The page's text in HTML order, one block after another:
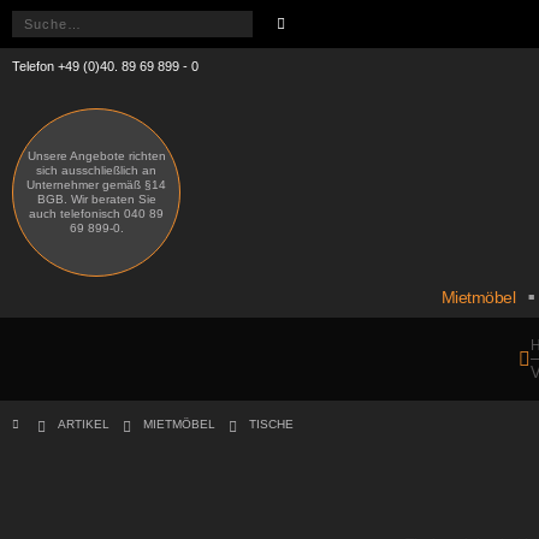
Telefon +49 (0)40. 89 69 899 - 0
Mietmöbel
Unsere Angebote richten
sich ausschließlich an
Unternehmer gemäß §14
BGB. Wir beraten Sie
auch telefonisch 040 89
69 899-0.
ARTIKEL MIETMÖBEL TISCHE